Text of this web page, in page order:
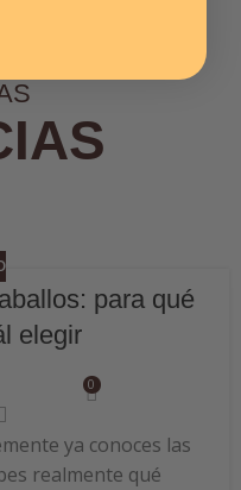
para qué
elegir
0
ya conoces las
realmente qué